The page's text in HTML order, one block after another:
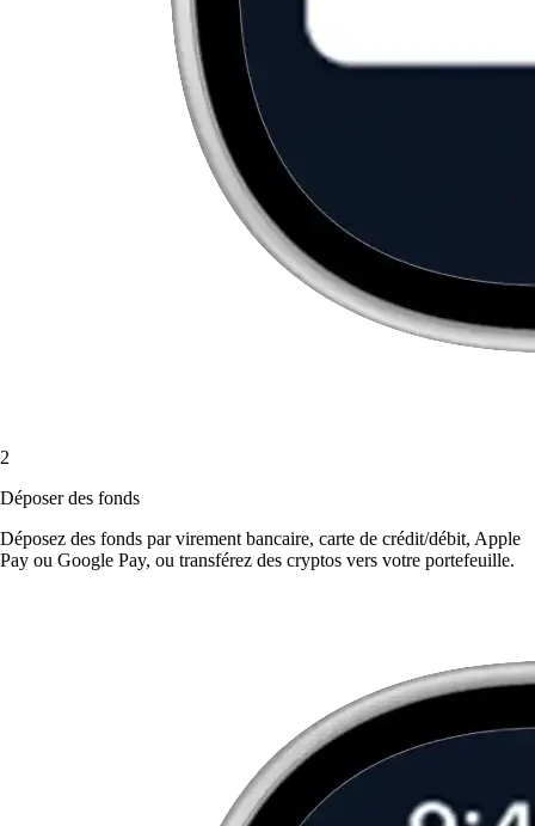
2
Déposer des fonds
Déposez des fonds par virement bancaire, carte de crédit/débit, Apple
Pay ou Google Pay, ou transférez des cryptos vers votre portefeuille.